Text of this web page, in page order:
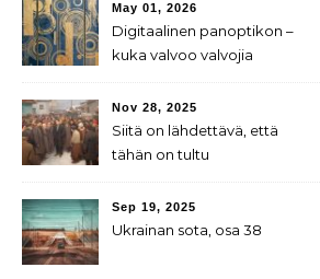
May 01, 2026
Digitaalinen panoptikon –
kuka valvoo valvojia
Nov 28, 2025
Siitä on lähdettävä, että
tähän on tultu
Sep 19, 2025
Ukrainan sota, osa 38